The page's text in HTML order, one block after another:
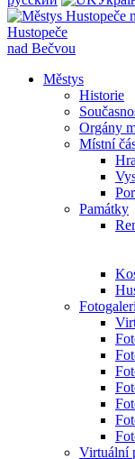
Hustopeče
nad Bečvou
Městys
Historie
Orgány
Místní
Památky
Virtuální